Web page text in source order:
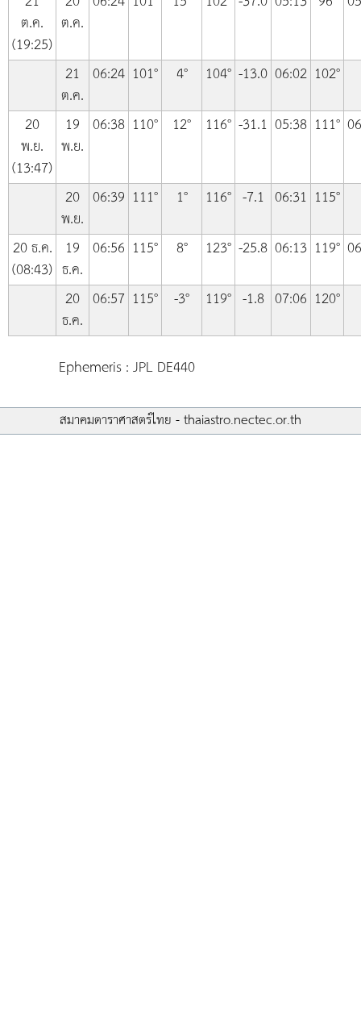
ต.ค.
(19:25)
ต.ค.
21
ต.ค.
06:24 101° 4° 104° -13.0 06:02 102°
20
พ.ย.
(13:47)
19
พ.ย.
06:38 110° 12° 116° -31.1 05:38 111°
20
พ.ย.
06:39 111° 1° 116° -7.1 06:31 115°
20 ธ.ค.
(08:43)
19
ธ.ค.
06:56 115° 8° 123° -25.8 06:13 119°
20
ธ.ค.
06:57 115° -3° 119° -1.8 07:06 120°
Ephemeris : JPL DE440
สมาคมดาราศาสตร์ไทย - thaiastro.nectec.or.th